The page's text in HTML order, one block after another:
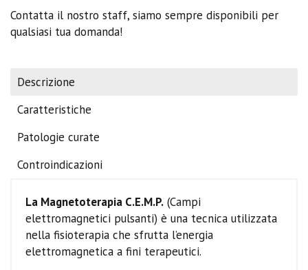
Contatta il nostro staff, siamo sempre disponibili per
qualsiasi tua domanda!
Descrizione
Caratteristiche
Patologie curate
Controindicazioni
La Magnetoterapia C.E.M.P. (Campi
elettromagnetici pulsanti) è una tecnica utilizzata
nella fisioterapia che sfrutta l’energia
elettromagnetica a fini terapeutici.